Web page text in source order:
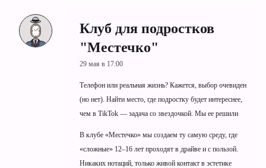
Клуб для подростков
"Местечко"
29 мая в 17:00
Телефон или реальная жизнь? Кажется, выбор очевиден
(но нет). Найти место, где подростку будет интереснее,
чем в TikTok — задача со звездочкой. Мы ее решили
В клубе «Местечко» мы создаем ту самую среду, где
«сложные» 12–16 лет проходят в драйве и с пользой.
Никаких нотаций, только живой контакт в эстетике